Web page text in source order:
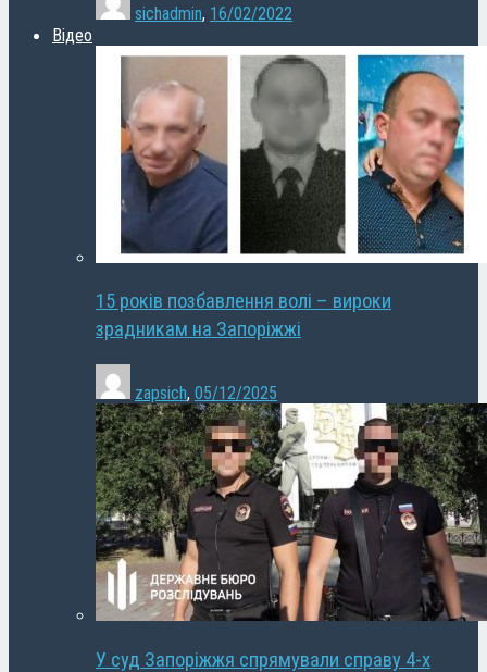
sichadmin, 16/02/2022
Відео
15 років позбавлення волі – вироки
зрадникам на Запоріжжі
zapsich, 05/12/2025
У суд Запоріжжя спрямували справу 4-х